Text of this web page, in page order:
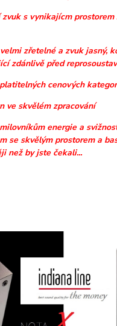
s vynikajícm prostorem
zřetelné a zvuk jasný,
zdánlivě před
cenových
ve skvělém zpracování
energie a
se skvělým prostorem a
než by jste čekali...